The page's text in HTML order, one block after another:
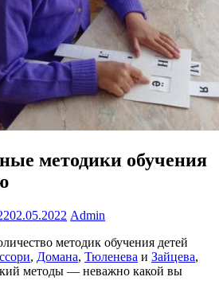
методики обучения
02.05.2022 Admin
методик обучения детей
, Домана, Тюленева и Зайцева,
методы — неважно какой вы